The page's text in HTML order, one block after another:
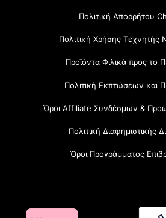
Πολιτική Απορρήτου
Πολιτική Χρήσης Τεχνητής
Προϊόντα Φιλικά προς το
Πολιτική Εκπτώσεων και
Όροι Affiliate Συνδέσμων &
Πολιτική Διαφημιστικής
Όροι Προγράμματος